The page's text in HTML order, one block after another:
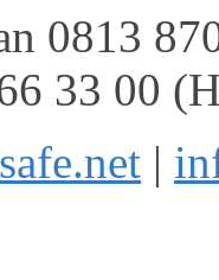
0813
33 00
|